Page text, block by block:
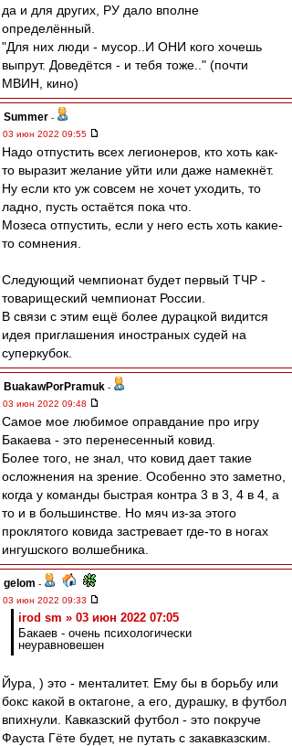
да и для других, РУ дало вполне
определённый.
"Для них люди - мусор..И ОНИ кого хочешь
выпрут. Доведётся - и тебя тоже.." (почти
МВИН, кино)
Summer -
03 июн 2022 09:55
Надо отпустить всех легионеров, кто хоть как-
то выразит желание уйти или даже намекнёт.
Ну если кто уж совсем не хочет уходить, то
ладно, пусть остаётся пока что.
Мозеса отпустить, если у него есть хоть какие-
то сомнения.
Следующий чемпионат будет первый ТЧР -
товарищеский чемпионат России.
В связи с этим ещё более дурацкой видится
идея приглашения иностраных судей на
суперкубок.
BuakawPorPramuk -
03 июн 2022 09:48
Самое мое любимое оправдание про игру
Бакаева - это перенесенный ковид.
Более того, не знал, что ковид дает такие
осложнения на зрение. Особенно это заметно,
когда у команды быстрая контра 3 в 3, 4 в 4, а
то и в большинстве. Но мяч из-за этого
проклятого ковида застревает где-то в ногах
ингушского волшебника.
gelom -
03 июн 2022 09:33
irod sm » 03 июн 2022 07:05
Бакаев - очень психологически
неуравновешен
Йура, ) это - менталитет. Ему бы в борьбу или
бокс какой в октагоне, а его, дурашку, в футбол
впихнули. Кавказский футбол - это покруче
Фауста Гёте будет, не путать с закавказским.